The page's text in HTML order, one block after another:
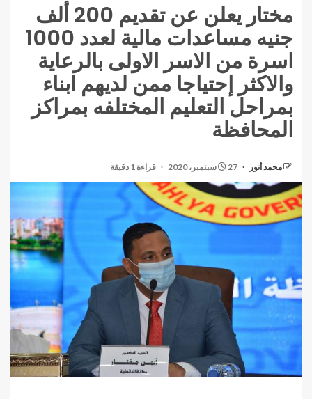
مختار يعلن عن تقديم 200 ألف
جنيه مساعدات مالية لعدد 1000
اسرة من الاسر الاولى بالرعاية
والاكثر إحتياجا ممن لديهم ابناء
بمراحل التعليم المختلفه بمراكز
المحافظة
محمد أنور 27 سبتمبر، 2020 قراءة 1 دقيقة